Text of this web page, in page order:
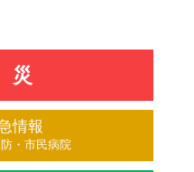
災
情報
・市民病院